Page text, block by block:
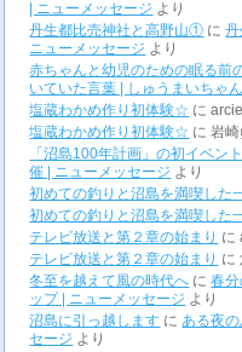
| ニューメッセージ より
丹生都比売神社と高野山① に丹
ニューメッセージ より
赤ちゃんと幼児のための眠る前
いていた言葉 | しゅうまいちゃ
塩蔵わかめ作り初体験☆ にarciel
塩蔵わかめ作り初体験☆ に岩崎
「沼島100年計画」の初イベント
催 | ニューメッセージ より
初めての釣りと沼島を満喫した
初めての釣りと沼島を満喫した
テレビ放送と第２章の始まり に
テレビ放送と第２章の始まり に
冬至を越えて風の時代へ に春
ップ | ニューメッセージ より
沼島に引っ越します に ある夜
セージ より